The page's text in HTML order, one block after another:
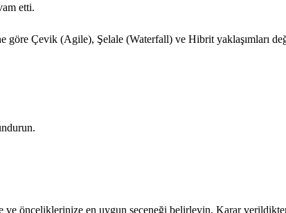
etti.
göre Çevik (Agile), Şelale (Waterfall) ve Hibrit yaklaşımları
önceliklerinize en uygun seçeneği belirleyin. Karar